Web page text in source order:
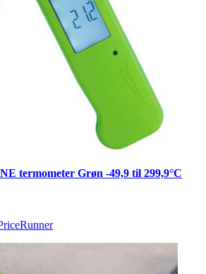
termometer Grøn -49,9 til 299,9°C